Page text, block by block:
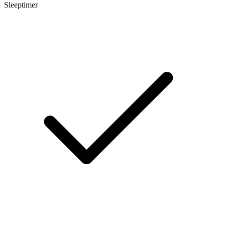
Sleeptimer